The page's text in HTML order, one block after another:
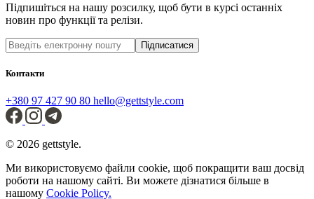
Підпишіться на нашу розсилку, щоб бути в курсі останніх
новин про функції та релізи.
Підписатися
Контакти
+380 97 427 90 80 hello@gettstyle.com
© 2026 gettstyle.
Ми використовуємо файли cookie, щоб покращити ваш досвід
роботи на нашому сайті. Ви можете дізнатися більше в
нашому Cookie Policy.